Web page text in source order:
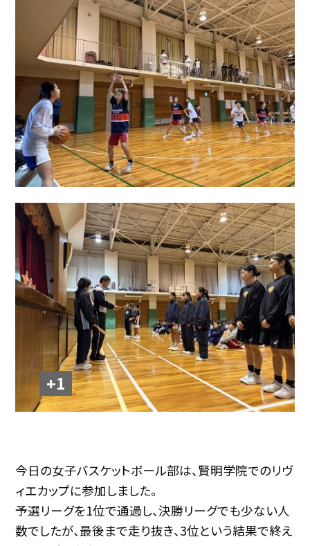
+1
今日の女子バスケットボール部は、賢明学院でのリヴ
ィエカップに参加しました。
予選リーグを1位で通過し、決勝リーグでも少ない人
数でしたが、最後まで走り抜き、3位という結果で終え